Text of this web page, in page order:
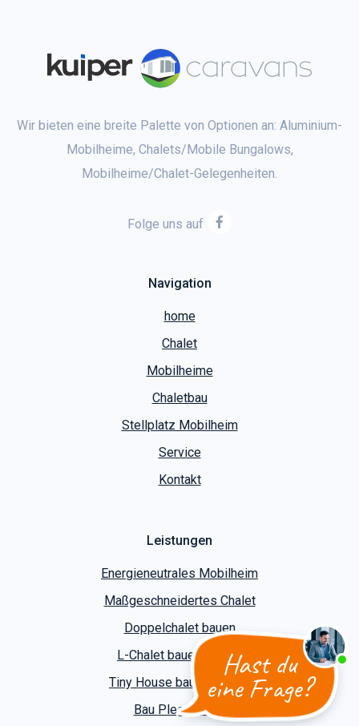
Hast du
eine Frage?
Wir bieten eine breite Palette von Optionen an: Aluminium-
Mobilheime, Chalets/Mobile Bungalows,
Mobilheime/Chalet-Gelegenheiten.
Folge uns auf
Navigation
home
Chalet
Mobilheime
Chaletbau
Stellplatz Mobilheim
Service
Kontakt
Leistungen
Energieneutrales Mobilheim
Maßgeschneidertes Chalet
Doppelchalet bauen
L-Chalet bauen lassen
Tiny House bauen lassen
Bau Plegeheims